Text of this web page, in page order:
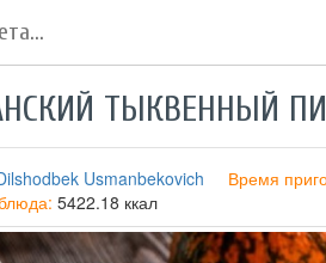
ТЫКВЕННЫЙ
Usmanbekovich Время
5422.18 ккал